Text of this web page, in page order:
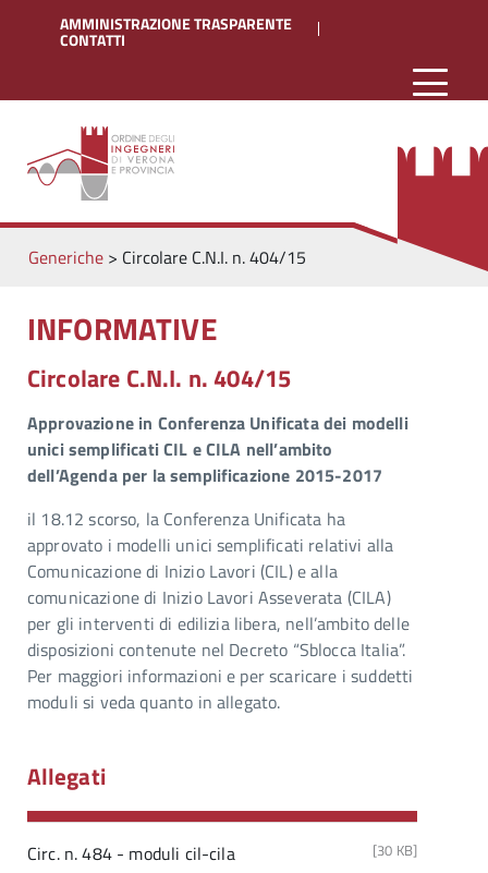
AMMINISTRAZIONE TRASPARENTE
CONTATTI
Generiche> Circolare C.N.I. n. 404/15
INFORMATIVE
Circolare C.N.I. n. 404/15
Approvazione in Conferenza Unificata dei modelli
unici semplificati CIL e CILA nell’ambito
dell’Agenda per la semplificazione 2015-2017
il 18.12 scorso, la Conferenza Unificata ha
approvato i modelli unici semplificati relativi alla
Comunicazione di Inizio Lavori (CIL) e alla
comunicazione di Inizio Lavori Asseverata (CILA)
per gli interventi di edilizia libera, nell’ambito delle
disposizioni contenute nel Decreto “Sblocca Italia”.
Per maggiori informazioni e per scaricare i suddetti
moduli si veda quanto in allegato.
Allegati
Circ. n. 484 - moduli cil-cila [30 KB]